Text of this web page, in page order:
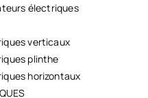
électriques
verticaux
plinthe
horizontaux